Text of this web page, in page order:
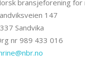
bransjeforening
147
Sandvika
nr 989 433 016